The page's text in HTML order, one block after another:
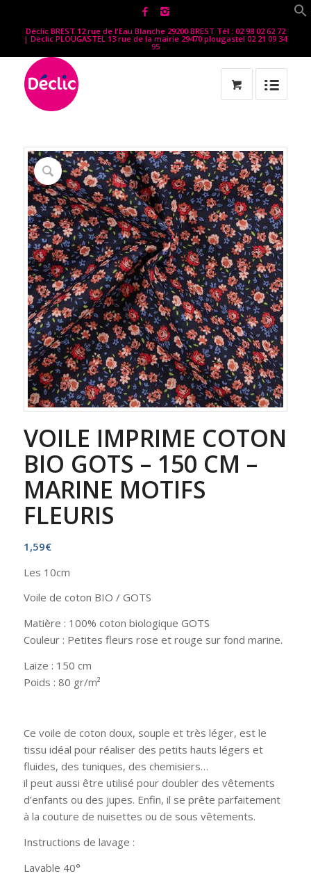
Déclic BREST 12 rue de l'Eau Blanche 29200 BREST Tél : 02 98 02 62 72
| Declic PLOUGASTEL 13 rue de la mairie 29470 plougastel 02 21 09 34
95
VOILE IMPRIME COTON
BIO GOTS – 150 CM –
MARINE MOTIFS
FLEURIS
1,59€
Les 10cm
Voile de coton BIO / GOTS
Matière : 100% coton biologique GOTS
Couleur : Petites fleurs rose et rouge sur fond marine.
Laize : 150 cm
Poids : 80 gr/m²
Ce voile de coton doux, souple et très léger, est le
tissu idéal pour réaliser des petits hauts légers et
fluides, des tuniques, des chemisiers…
il peut aussi être utilisé pour doubler des vêtements
d’enfants ou des jupes. Enfin, il se prête parfaitement
à la couture de nuisettes ou de sous vêtements.
Instructions de lavage :
Lavable 40°